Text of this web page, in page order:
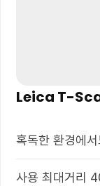
Leica T-
혹독한 환경에
사용 최대거리